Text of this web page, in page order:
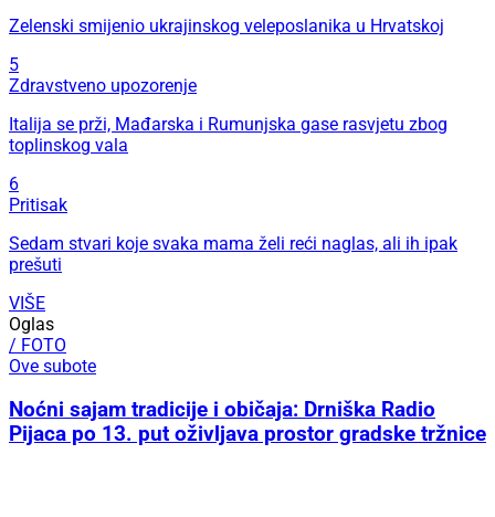
Zelenski smijenio ukrajinskog veleposlanika u Hrvatskoj
5
Zdravstveno upozorenje
Italija se prži, Mađarska i Rumunjska gase rasvjetu zbog
toplinskog vala
6
Pritisak
Sedam stvari koje svaka mama želi reći naglas, ali ih ipak
prešuti
VIŠE
Oglas
/ FOTO
Ove subote
Noćni sajam tradicije i običaja: Drniška Radio
Pijaca po 13. put oživljava prostor gradske tržnice